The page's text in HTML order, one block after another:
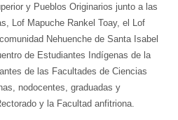
y Pueblos Originarios junto a las
Lof Mapuche Rankel Toay, el Lof
Nehuenche de Santa Isabel
de Estudiantes Indígenas de la
de las Facultades de Ciencias
nodocentes, graduadas y
y la Facultad anfitriona.